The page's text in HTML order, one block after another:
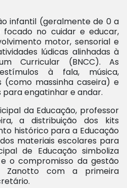
infantil (geralmente de 0 a
no cuidar e educar,
motor, sensorial e
lúdicas alinhadas à
Curricular (BNCC). As
à fala, música,
(como massinha caseira) e
engatinhar e andar.
da Educação, professor
a distribuição dos kits
histórico para a Educação
materiais escolares para
de Educação simboliza
o compromisso da gestão
Zanotto com a primeira